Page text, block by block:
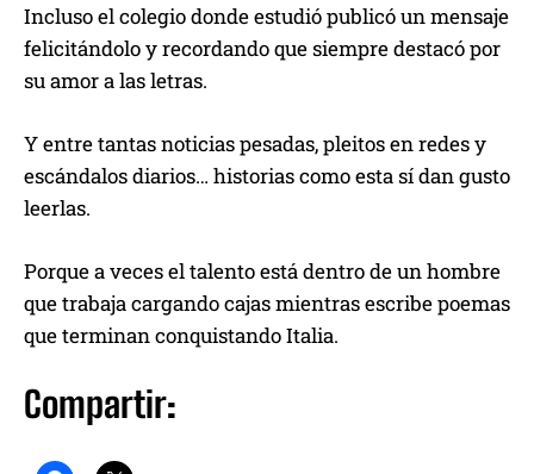
Incluso el colegio donde estudió publicó un mensaje
felicitándolo y recordando que siempre destacó por
su amor a las letras.
Y entre tantas noticias pesadas, pleitos en redes y
escándalos diarios… historias como esta sí dan gusto
leerlas.
Porque a veces el talento está dentro de un hombre
que trabaja cargando cajas mientras escribe poemas
que terminan conquistando Italia.
Compartir: